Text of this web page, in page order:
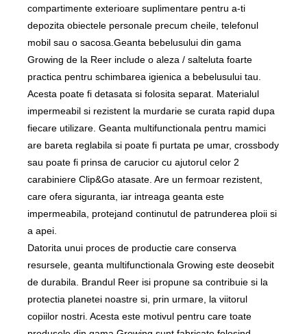
compartimente exterioare suplimentare pentru a-ti
depozita obiectele personale precum cheile, telefonul
mobil sau o sacosa.Geanta bebelusului din gama
Growing de la Reer include o aleza / salteluta foarte
practica pentru schimbarea igienica a bebelusului tau.
Acesta poate fi detasata si folosita separat. Materialul
impermeabil si rezistent la murdarie se curata rapid dupa
fiecare utilizare. Geanta multifunctionala pentru mamici
are bareta reglabila si poate fi purtata pe umar, crossbody
sau poate fi prinsa de carucior cu ajutorul celor 2
carabiniere Clip&Go atasate. Are un fermoar rezistent,
care ofera siguranta, iar intreaga geanta este
impermeabila, protejand continutul de patrunderea ploii si
a apei.
Datorita unui proces de productie care conserva
resursele, geanta multifunctionala Growing este deosebit
de durabila. Brandul Reer isi propune sa contribuie si la
protectia planetei noastre si, prin urmare, la viitorul
copiilor nostri. Acesta este motivul pentru care toate